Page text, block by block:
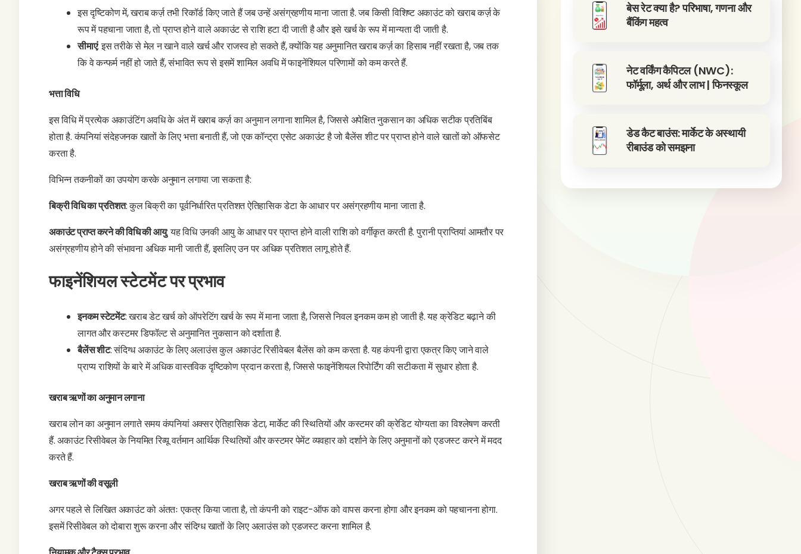
इस दृष्टिकोण में, खराब कर्ज़ तभी रिकॉर्ड किए जाते हैं जब उन्हें असंग्रहणीय माना जाता है. जब किसी विशिष्ट अकाउंट को खराब कर्ज़ के
रूप में पहचाना जाता है, तो प्राप्त होने वाले अकाउंट से राशि हटा दी जाती है और इसे खर्च के रूप में मान्यता दी जाती है.
सीमाएं: इस तरीके से मेल न खाने वाले खर्च और राजस्व हो सकते हैं, क्योंकि यह अनुमानित खराब कर्ज़ का हिसाब नहीं रखता है, जब तक
कि वे कन्फर्म नहीं हो जाते हैं, संभावित रूप से इसमें शामिल अवधि में फाइनेंशियल परिणामों को कम करते हैं.
भत्ता विधि
इस विधि में प्रत्येक अकाउंटिंग अवधि के अंत में खराब कर्ज़ का अनुमान लगाना शामिल है, जिससे अपेक्षित नुकसान का अधिक सटीक प्रतिबिंब
होता है. कंपनियां संदेहजनक खातों के लिए भत्ता बनाती हैं, जो एक कॉन्ट्रा एसेट अकाउंट है जो बैलेंस शीट पर प्राप्त होने वाले खातों को ऑफसेट
करता है.
विभिन्न तकनीकों का उपयोग करके अनुमान लगाया जा सकता है:
बिक्री विधि का प्रतिशत: कुल बिक्री का पूर्वनिर्धारित प्रतिशत ऐतिहासिक डेटा के आधार पर असंग्रहणीय माना जाता है.
अकाउंट प्राप्त करने की विधि की आयु: यह विधि उनकी आयु के आधार पर प्राप्त होने वाली राशि को वर्गीकृत करती है. पुरानी प्राप्तियां आमतौर पर
असंग्रहणीय होने की संभावना अधिक मानी जाती हैं, इसलिए उन पर अधिक प्रतिशत लागू होते हैं.
फाइनेंशियल स्टेटमेंट पर प्रभाव
इनकम स्टेटमेंट: खराब डेट खर्च को ऑपरेटिंग खर्च के रूप में माना जाता है, जिससे निवल इनकम कम हो जाती है. यह क्रेडिट बढ़ाने की
लागत और कस्टमर डिफॉल्ट से अनुमानित नुकसान को दर्शाता है.
बैलेंस शीट: संदिग्ध अकाउंट के लिए अलाउंस कुल अकाउंट रिसीवेबल बैलेंस को कम करता है. यह कंपनी द्वारा एकत्र किए जाने वाले
प्राप्य राशियों के बारे में अधिक वास्तविक दृष्टिकोण प्रदान करता है, जिससे फाइनेंशियल रिपोर्टिंग की सटीकता में सुधार होता है.
खराब ऋणों का अनुमान लगाना
खराब लोन का अनुमान लगाते समय कंपनियां अक्सर ऐतिहासिक डेटा, मार्केट की स्थितियों और कस्टमर की क्रेडिट योग्यता का विश्लेषण करती
हैं. अकाउंट रिसीवेबल के नियमित रिव्यू वर्तमान आर्थिक स्थितियों और कस्टमर पेमेंट व्यवहार को दर्शाने के लिए अनुमानों को एडजस्ट करने में मदद
करते हैं.
खराब ऋणों की वसूली
अगर पहले से लिखित अकाउंट को अंततः एकत्र किया जाता है, तो कंपनी को राइट-ऑफ को वापस करना होगा और इनकम को पहचानना होगा.
इसमें रिसीवेबल को दोबारा शुरू करना और संदिग्ध खातों के लिए अलाउंस को एडजस्ट करना शामिल है.
बेस रेट क्या है? परिभाषा, गणना और
बैंकिंग महत्व
नेट वर्किंग कैपिटल (NWC):
फॉर्मूला, अर्थ और लाभ | फिनस्कूल
डेड कैट बाउंस: मार्केट के अस्थायी
रीबाउंड को समझना